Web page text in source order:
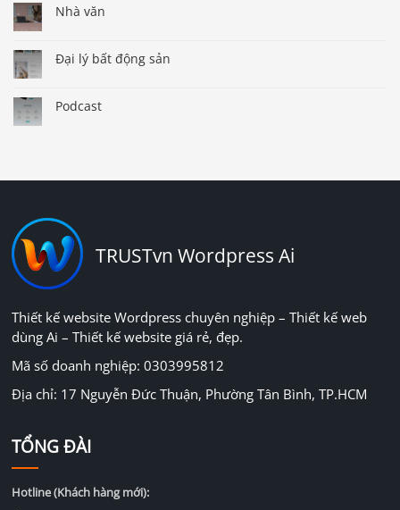
Nhà văn
Đại lý bất động sản
Podcast
TRUSTvn Wordpress Ai
Thiết kế website Wordpress chuyên nghiệp – Thiết kế web
dùng Ai – Thiết kế website giá rẻ, đẹp.
Mã số doanh nghiệp: 0303995812
Địa chỉ: 17 Nguyễn Đức Thuận, Phường Tân Bình, TP.HCM
TỔNG ĐÀI
Hotline (Khách hàng mới):